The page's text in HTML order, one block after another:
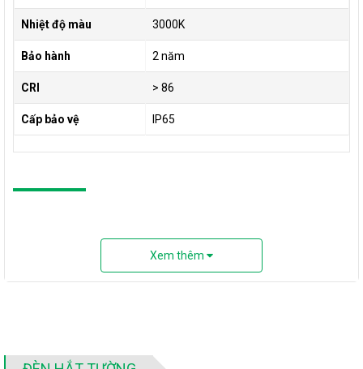
Nhiệt độ màu 3000K
Bảo hành 2 năm
CRI > 86
Cấp bảo vệ IP65
Tư vấn về đèn tường
Đèn treo tường hành langvà kinh nghiệm chọn đèn ĐÚNG -
phẩm
Xem thêm